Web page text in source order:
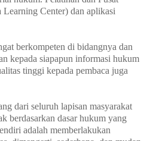
Center) dan aplikasi
berkompeten di bidangnya dan
kepada siapapun informasi hukum
tinggi kepada pembaca juga
dari seluruh lapisan masyarakat
berdasarkan dasar hukum yang
adalah memberlakukan